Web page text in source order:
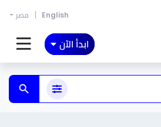
English مصر
ابدأ الآن